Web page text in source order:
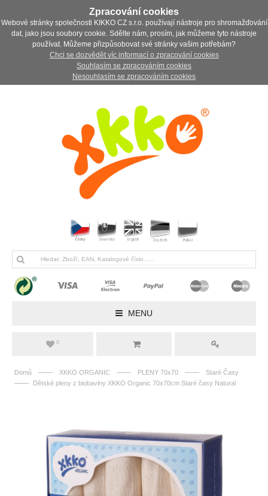
Zpracování cookies
Webové stránky společnosti KIKKO CZ s.r.o. používají nástroje pro shromažďování
dat, jako jsou soubory cookie. Sdělte nám, prosím, jak můžeme tyto nástroje
používat. Můžeme přizpůsobovat své stránky vašim potřebám?
Chci se dozvědět víc informací o zpracování cookies
Souhlasím se zpracováním cookies
Nesouhlasím se zpracováním cookies
MENU
0
Domů —— XKKO ORGANIC —— PLENY 70x70 —— Staré Časy
—— Dětské pleny z biobavlny XKKO Organic 70x70cm Staré časy Natural